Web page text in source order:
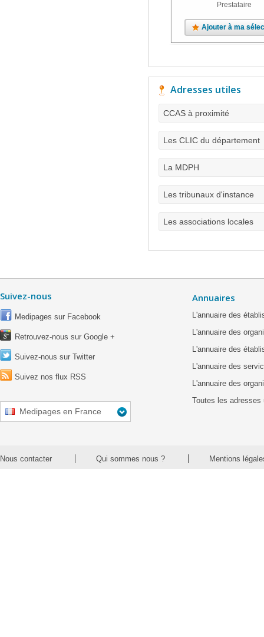
Prestataire
Ajouter à ma
Adresses utiles
CCAS à proximité
Les CLIC du département
La MDPH
Les tribunaux d'instance
Les associations locales
Suivez-nous
Medipages sur Facebook
Retrouvez-nous sur Google +
Suivez-nous sur Twitter
Suivez nos flux RSS
Medipages en France
Annuaires
L'annuaire des
L'annuaire des
L'annuaire des
L'annuaire des
L'annuaire des
Toutes les adresses
Nous contacter Qui sommes nous ? Mentions